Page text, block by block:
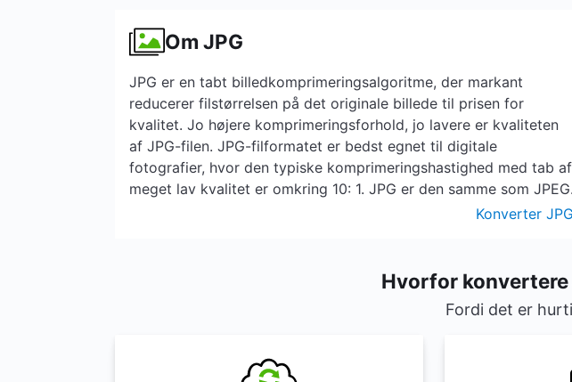
Om JPG
JPG er en tabt billedkomprimeringsalgoritme, der markant
reducerer filstørrelsen på det originale billede til prisen for
kvalitet. Jo højere komprimeringsforhold, jo lavere er kvaliteten
af ​​JPG-filen. JPG-filformatet er bedst egnet til digitale
fotografier, hvor den typiske komprimeringshastighed med tab af
meget lav kvalitet er omkring 10: 1. JPG er den samme som JPEG.
Konverter JPG
Hvorfor konvertere
Fordi det er